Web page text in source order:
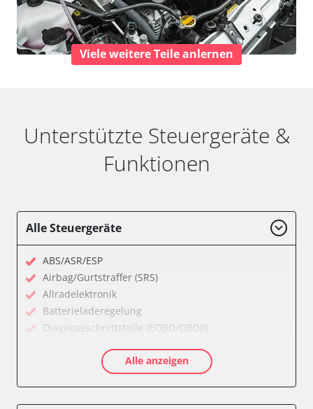
Viele weitere Teile anlernen
Unterstützte Steuergeräte &
Funktionen
Alle Steuergeräte
ABS/ASR/ESP
Airbag/Gurtstraffer (SRS)
Allradelektronik
Batterieladeregelung
Diagnoseschnittstelle (EOBD/OBDII)
Elektronisches Wählhebel-Modul (EWM)
Getriebesteuerung
Alle anzeigen